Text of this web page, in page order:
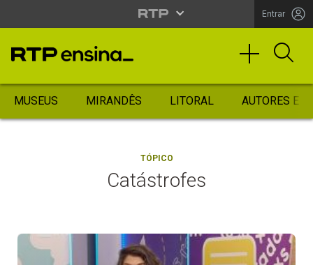
Entrar
MUSEUS MIRANDÊS LITORAL AUTORES
TÓPICO
Catástrofes